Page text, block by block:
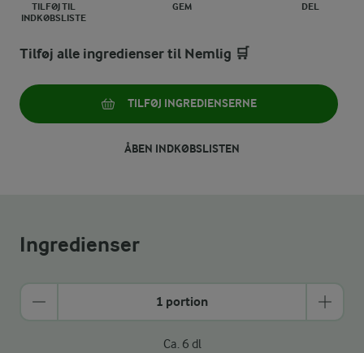
TILFØJ TIL
INDKØBSLISTE
GEM DEL
Tilføj alle ingredienser til Nemlig 🛒
TILFØJ INGREDIENSERNE
ÅBEN INDKØBSLISTEN
Ingredienser
1 portion
Ca. 6 dl